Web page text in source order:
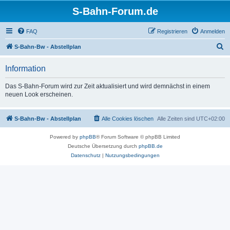
S-Bahn-Forum.de
FAQ Anmelden
Registrieren
S-Bahn-Bw - Abstellplan
Information
Das S-Bahn-Forum wird zur Zeit aktualisiert und wird demnächst in einem
neuen Look erscheinen.
S-Bahn-Bw - Abstellplan Alle Zeiten sind UTC+02:00
Alle Cookies löschen
Powered by phpBB® Forum Software © phpBB Limited
Deutsche Übersetzung durch phpBB.de
Datenschutz| Nutzungsbedingungen